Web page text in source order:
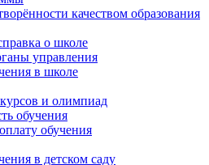
качеством образования
о школе
управления
в школе
и олимпиад
обучения
обучения
в детском саду